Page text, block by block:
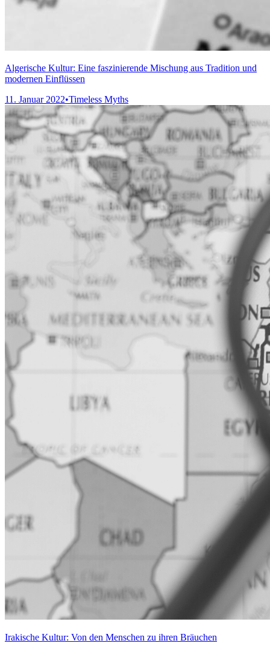
Algerische Kultur: Eine faszinierende Mischung aus Tradition und
modernen Einflüssen
11. Januar 2022•Timeless Myths
Irakische Kultur: Von den Menschen zu ihren Bräuchen